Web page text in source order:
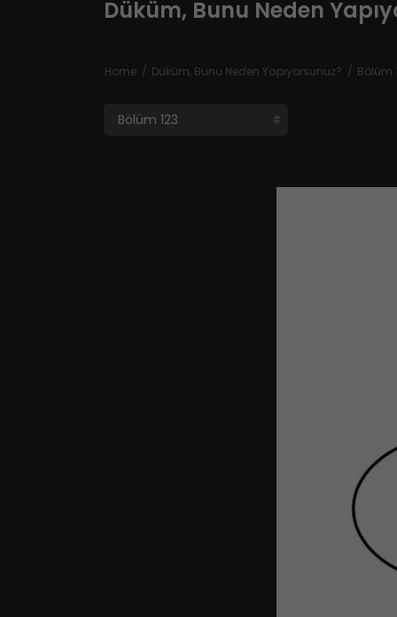
Düküm, Bunu Neden
Home Düküm, Bunu Neden Yapıyorsunuz? Bölüm